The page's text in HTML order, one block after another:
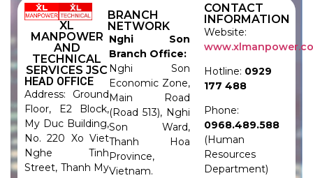
XL
MANPOWER
AND
TECHNICAL
SERVICES JSC
HEAD OFFICE
Address: Ground
Floor, E2 Block,
My Duc Building,
No. 220 Xo Viet
Nghe Tinh
Street, Thanh My
BRANCH
NETWORK
Nghi Son
Branch Office:
Nghi Son
Economic Zone,
Main Road
(Road 513), Nghi
Son Ward,
Thanh Hoa
Province,
Vietnam.
CONTACT
INFORMATION
Website:
Hotline: 0929
177 488
Phone:
0968.489.588
(Human
Resources
Department)